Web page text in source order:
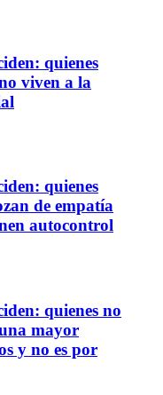
quienes
viven a la
quienes
de empatía
autocontrol
quienes no
mayor
y no es por